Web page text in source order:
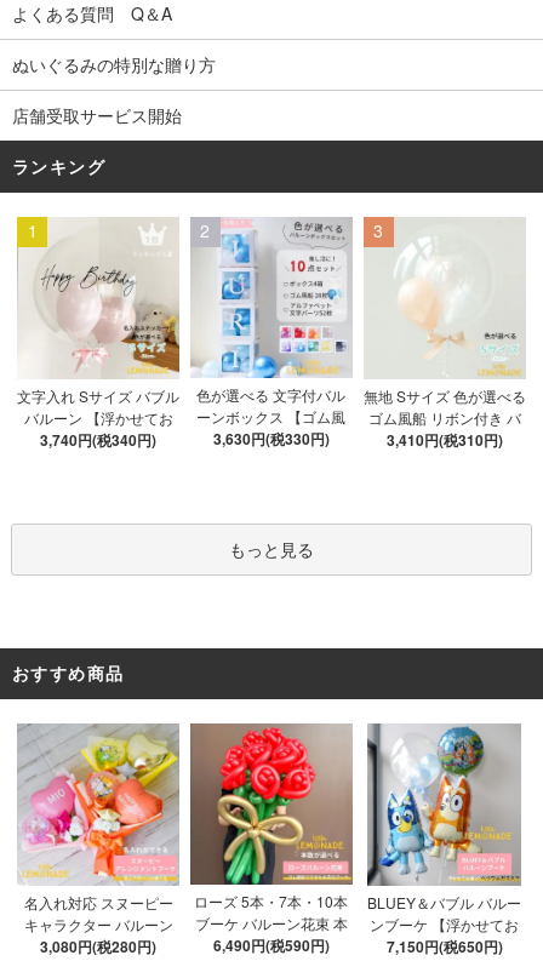
よくある質問 Q＆A
ぬいぐるみの特別な贈り方
店舗受取サービス開始
ランキング
1
文字入れ Sサイズ バブル
バルーン 【浮かせてお
届け】 バルーン
3,740円(税340円)
2
色が選べる 文字付バル
ーンボックス 【ゴム風
船&文字パーツ付き】 DI
ツ52枚 推し活
3,630円(税330円)
3
無地 Sサイズ 色が選べる
ゴム風船 リボン付き バ
ブルバルーン 【浮かせ
3,410円(税310円)
もっと見る
おすすめ商品
名入れ対応 スヌーピー
キャラクター バルーン
ブーケ 選べる7種 【膨ら
3,080円(税280円)
ローズ 5本・7本・10本
ブーケ バルーン花束 本
数が選べる 【膨らませ
6,490円(税590円)
BLUEY＆バブル バルー
ンブーケ 【浮かせてお
届け】 ヘリウムガス入
7,150円(税650円)